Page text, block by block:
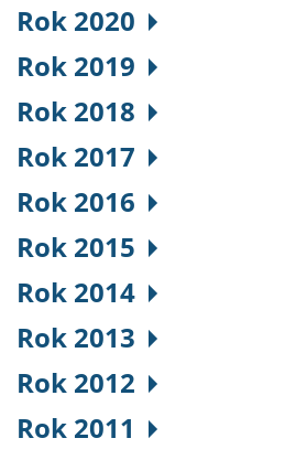
Rok 2020
Rok 2019
Rok 2018
Rok 2017
Rok 2016
Rok 2015
Rok 2014
Rok 2013
Rok 2012
Rok 2011